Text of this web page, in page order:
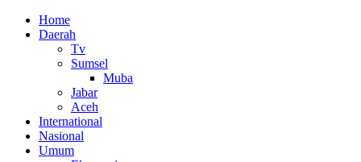
Home
Daerah
Tv
Sumsel
Muba
Jabar
Aceh
International
Nasional
Umum